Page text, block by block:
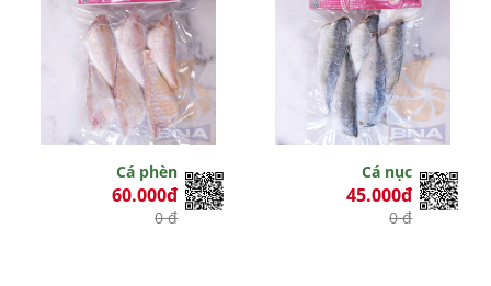
Cá phèn
60.000đ
0 đ
Cá nục
45.000đ
0 đ